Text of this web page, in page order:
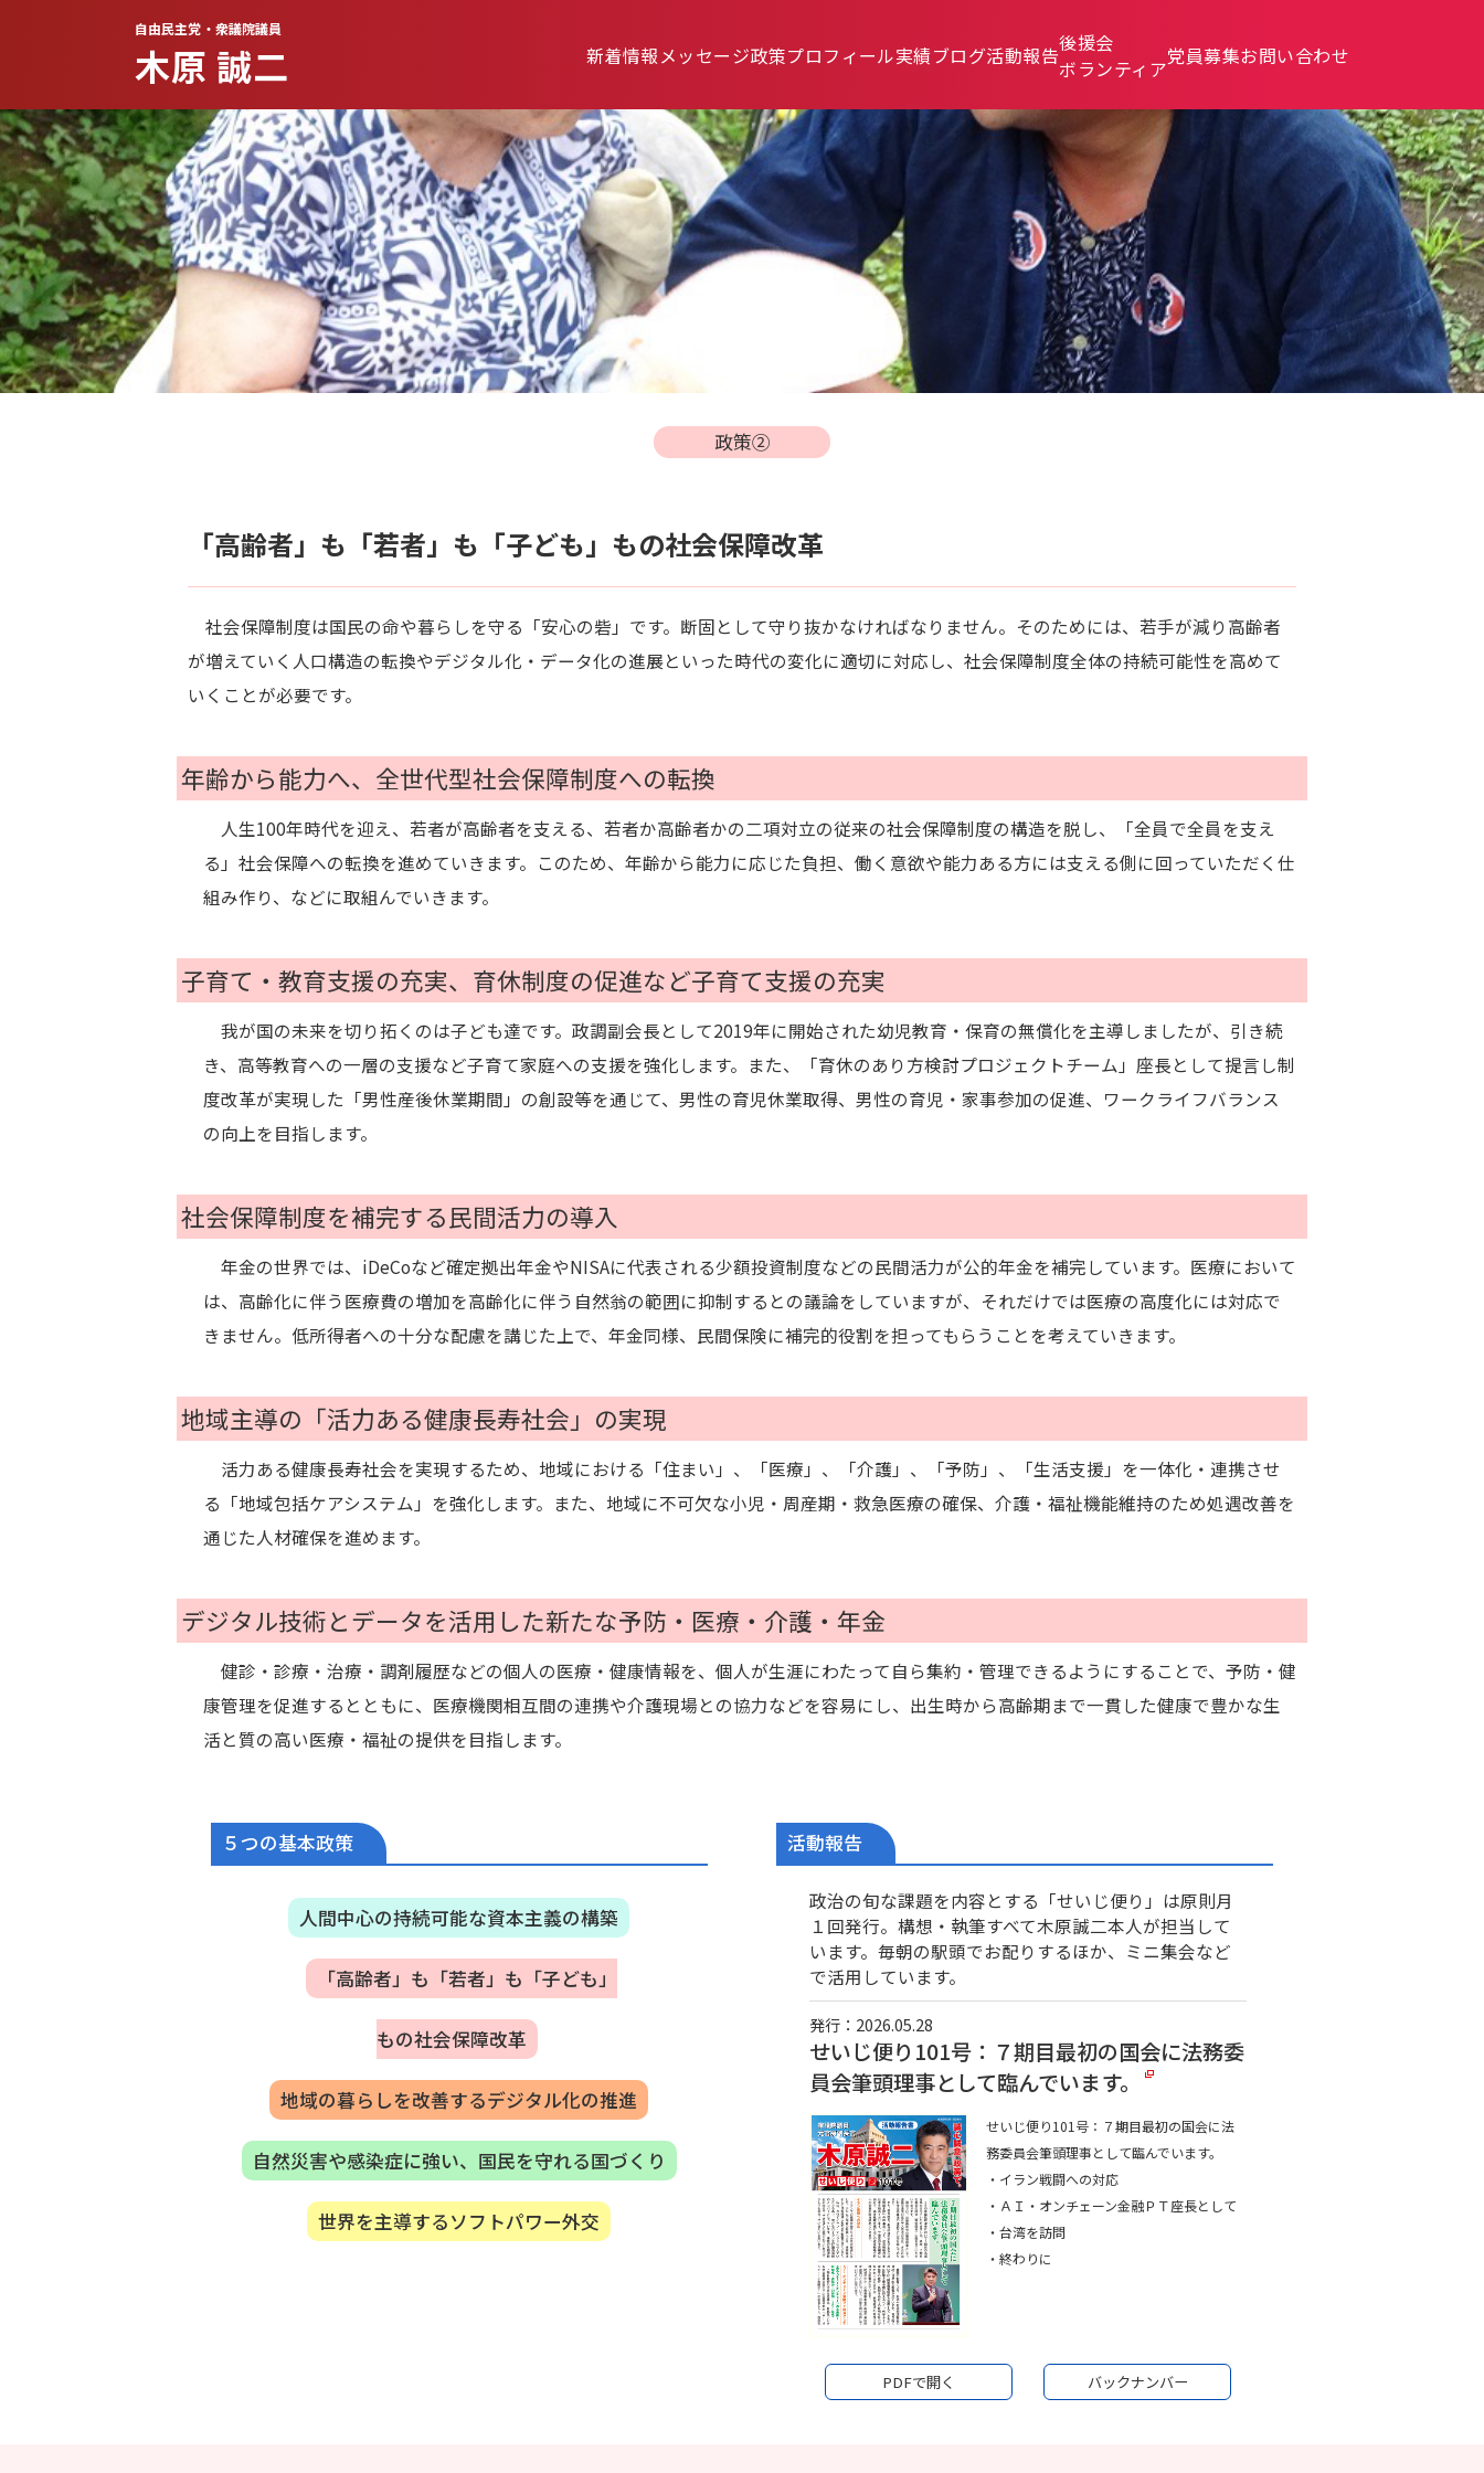
自由民主党・衆議院議員
木原 誠二 新着情報 メッセージ政策プロフィール実績ブログ活動報告後援会
ボランティア党員募集お問い合わせ
政策②
「高齢者」も「若者」も「子ども」もの社会保障改革
社会保障制度は国民の命や暮らしを守る「安心の砦」です。断固として守り抜かなければなりません。そのためには、若手が減り高齢者
が増えていく人口構造の転換やデジタル化・データ化の進展といった時代の変化に適切に対応し、社会保障制度全体の持続可能性を高めて
いくことが必要です。
年齢から能力へ、全世代型社会保障制度への転換
人生100年時代を迎え、若者が高齢者を支える、若者か高齢者かの二項対立の従来の社会保障制度の構造を脱し、「全員で全員を支え
る」社会保障への転換を進めていきます。このため、年齢から能力に応じた負担、働く意欲や能力ある方には支える側に回っていただく仕
組み作り、などに取組んでいきます。
子育て・教育支援の充実、育休制度の促進など子育て支援の充実
我が国の未来を切り拓くのは子ども達です。政調副会長として2019年に開始された幼児教育・保育の無償化を主導しましたが、引き続
き、高等教育への一層の支援など子育て家庭への支援を強化します。また、「育休のあり方検討プロジェクトチーム」座長として提言し制
度改革が実現した「男性産後休業期間」の創設等を通じて、男性の育児休業取得、男性の育児・家事参加の促進、ワークライフバランス
の向上を目指します。
社会保障制度を補完する民間活力の導入
年金の世界では、iDeCoなど確定拠出年金やNISAに代表される少額投資制度などの民間活力が公的年金を補完しています。医療において
は、高齢化に伴う医療費の増加を高齢化に伴う自然翁の範囲に抑制するとの議論をしていますが、それだけでは医療の高度化には対応で
きません。低所得者への十分な配慮を講じた上で、年金同様、民間保険に補完的役割を担ってもらうことを考えていきます。
地域主導の「活力ある健康長寿社会」の実現
活力ある健康長寿社会を実現するため、地域における「住まい」、「医療」、「介護」、「予防」、「生活支援」を一体化・連携させ
る「地域包括ケアシステム」を強化します。また、地域に不可欠な小児・周産期・救急医療の確保、介護・福祉機能維持のため処遇改善を
通じた人材確保を進めます。
デジタル技術とデータを活用した新たな予防・医療・介護・年金
健診・診療・治療・調剤履歴などの個人の医療・健康情報を、個人が生涯にわたって自ら集約・管理できるようにすることで、予防・健
康管理を促進するとともに、医療機関相互間の連携や介護現場との協力などを容易にし、出生時から高齢期まで一貫した健康で豊かな生
活と質の高い医療・福祉の提供を目指します。
５つの基本政策
人間中心の持続可能な資本主義の構築
「高齢者」も「若者」も「子ども」
もの社会保障改革
地域の暮らしを改善するデジタル化の推進
自然災害や感染症に強い、国民を守れる国づくり
世界を主導するソフトパワー外交
活動報告
政治の旬な課題を内容とする「せいじ便り」は原則月
１回発行。構想・執筆すべて木原誠二本人が担当して
います。毎朝の駅頭でお配りするほか、ミニ集会など
で活用しています。
発行：2026.05.28
せいじ便り101号：７期目最初の国会に法務委
員会筆頭理事として臨んでいます。
せいじ便り101号：７期目最初の国会に法
務委員会筆頭理事として臨んでいます。
・イラン戦闘への対応
・ＡＩ・オンチェーン金融ＰＴ座長として
・台湾を訪問
・終わりに
PDFで開く バックナンバー